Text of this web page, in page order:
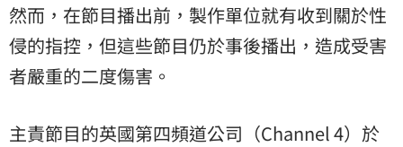
然而，在節目播出前，製作單位就有收到關於性
侵的指控，但這些節目仍於事後播出，造成受害
者嚴重的二度傷害。
主責節目的英國第四頻道公司（Channel 4）於